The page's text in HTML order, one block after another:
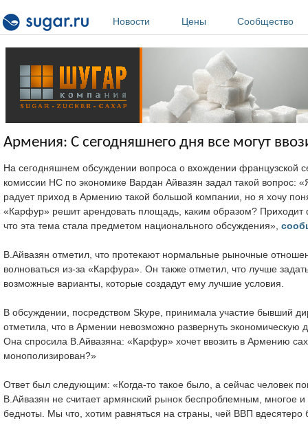
Новости
Цены Сообщество
Армения: С сегодняшнего дня все могут
На сегодняшнем обсуждении вопроса о вхождении французской
комиссии НС по экономике Вардан Айвазян задал такой
радует приход в Армению такой большой компании, но я хочу
«Карфур» решит арендовать площадь, каким образом?
что эта тема стала предметом национального обсуждения»,
В.Айвазян отметил, что протекают нормальные рыночные
волноваться из-за «Карфура». Он также отметил, что лучше
возможные варианты, которые создадут ему лучшие условия.
В обсуждении, посредством Skype, принимала участие бывший
отметила, что в Армении невозможно развернуть экономическую
Она спросила В.Айвазяна: «Карфур» хочет ввозить в Армению
монополизирован?»
Ответ был следующим: «Когда-то такое было, а сейчас человек
В.Айвазян не считает армянский рынок беспроблемным, многое
бедноты. Мы что, хотим равняться на страны, чей ВВП вдесятеро